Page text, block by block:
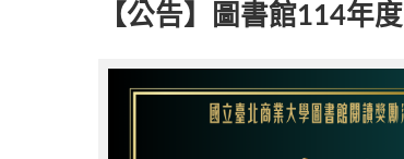
【公告】圖書館114年